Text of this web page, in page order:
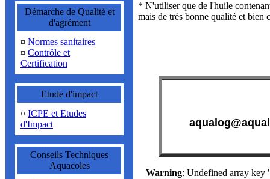
Démarche de Qualité et
d'agrément
¤ Normes sanitaires
¤ Contrôle et
Certification
Etude d'impact
¤ ICPE et Etudes
d'Impact
Conseils Techniques
Aquacoles
* N'utiliser que de l'huile
mais de très bonne qualité et bien
Warning: Undefined array